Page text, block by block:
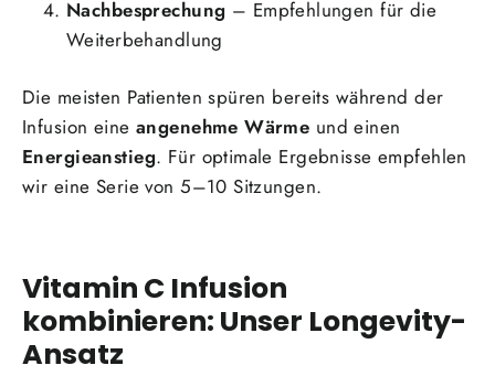
Nachbesprechung – Empfehlungen für die
Weiterbehandlung
Die meisten Patienten spüren bereits während der
Infusion eine angenehme Wärme und einen
Energieanstieg. Für optimale Ergebnisse empfehlen
wir eine Serie von 5–10 Sitzungen.
Vitamin C Infusion
kombinieren: Unser Longevity-
Ansatz